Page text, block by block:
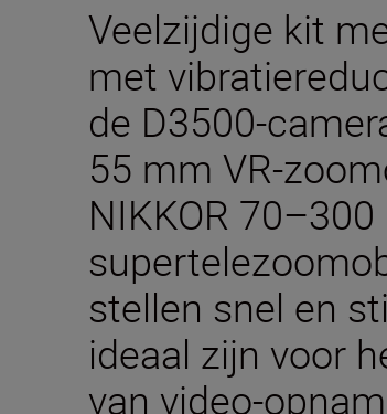
Veelzijdige kit
met
de D3500-
55 mm VR-
NIKKOR
stellen snel en
ideaal zijn voor
van video-